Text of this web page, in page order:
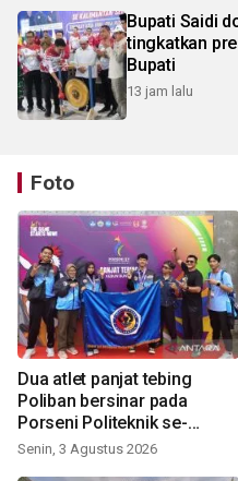
Bupati Saidi
tingkatkan
Bupati
13 jam lalu
Foto
Dua atlet panjat tebing
Poliban bersinar pada
Porseni Politeknik se-
Indonesia 2026
Senin, 3 Agustus 2026